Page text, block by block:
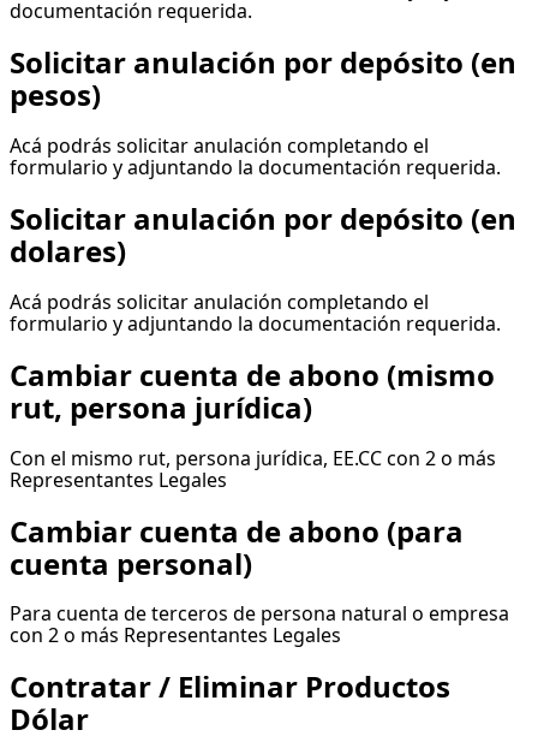
documentación requerida.
Solicitar anulación por depósito (en
pesos)
Acá podrás solicitar anulación completando el
formulario y adjuntando la documentación requerida.
Solicitar anulación por depósito (en
dolares)
Acá podrás solicitar anulación completando el
formulario y adjuntando la documentación requerida.
Cambiar cuenta de abono (mismo
rut, persona jurídica)
Con el mismo rut, persona jurídica, EE.CC con 2 o más
Representantes Legales
Cambiar cuenta de abono (para
cuenta personal)
Para cuenta de terceros de persona natural o empresa
con 2 o más Representantes Legales
Contratar / Eliminar Productos
Dólar